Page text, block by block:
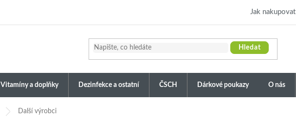
Jak nakupovat
Hledat
Vitamíny a doplňky Dezinfekce a ostatní ČSCH Dárkové poukazy O nás
Další výrobci